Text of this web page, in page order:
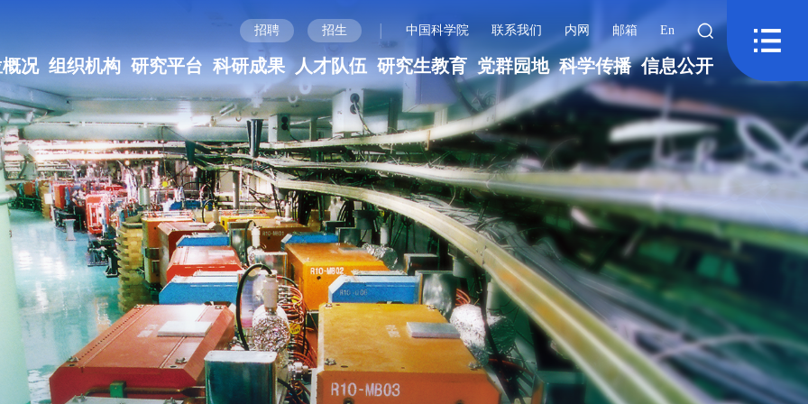
招聘 招生 | 中国科学院 联系我们 内网 邮箱 En
况 组织机构 研究平台 科研成果 人才队伍 研究生教育 党群园地 科学传播 信息公开